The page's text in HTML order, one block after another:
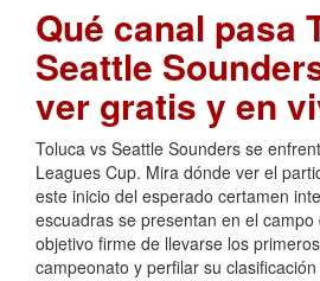
Qué canal pasa
Seattle
ver gratis y en
Toluca vs Seattle Sounders se
Leagues Cup. Mira dónde ver el
este inicio del esperado certamen
escuadras se presentan en el campo
objetivo firme de llevarse los
campeonato y perfilar su